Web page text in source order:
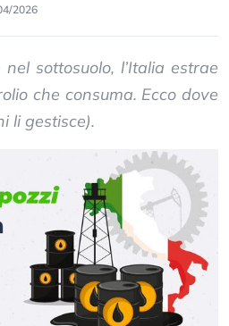
2026
sottosuolo, l’Italia estrae
che consuma. Ecco dove
li gestisce).